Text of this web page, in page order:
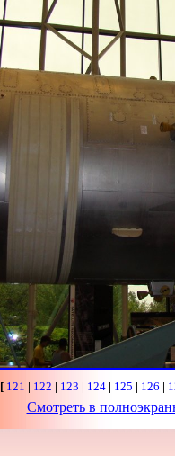
[121 | 122 | 123 | 124 | 125 | 126 |
Смотреть в